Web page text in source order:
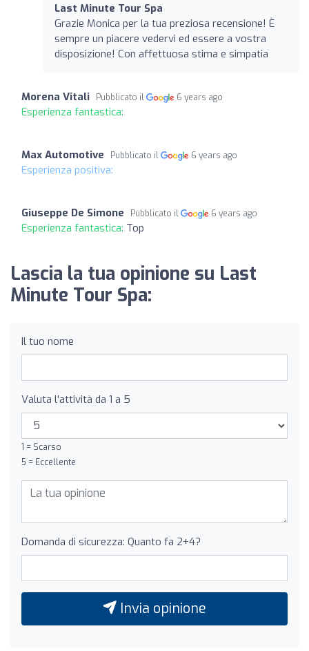
Last Minute Tour Spa
Grazie Monica per la tua preziosa recensione! È
sempre un piacere vedervi ed essere a vostra
disposizione! Con affettuosa stima e simpatia
Morena Vitali Pubblicato il 6 years ago
Esperienza fantastica:
Max Automotive Pubblicato il 6 years ago
Esperienza positiva:
Giuseppe De Simone Pubblicato il 6 years ago
Esperienza fantastica: Top
Lascia la tua opinione su Last
Minute Tour Spa:
Il tuo nome
Valuta l'attività da 1 a 5
1 = Scarso
5 = Eccellente
Domanda di sicurezza: Quanto fa 2+4?
Invia opinione